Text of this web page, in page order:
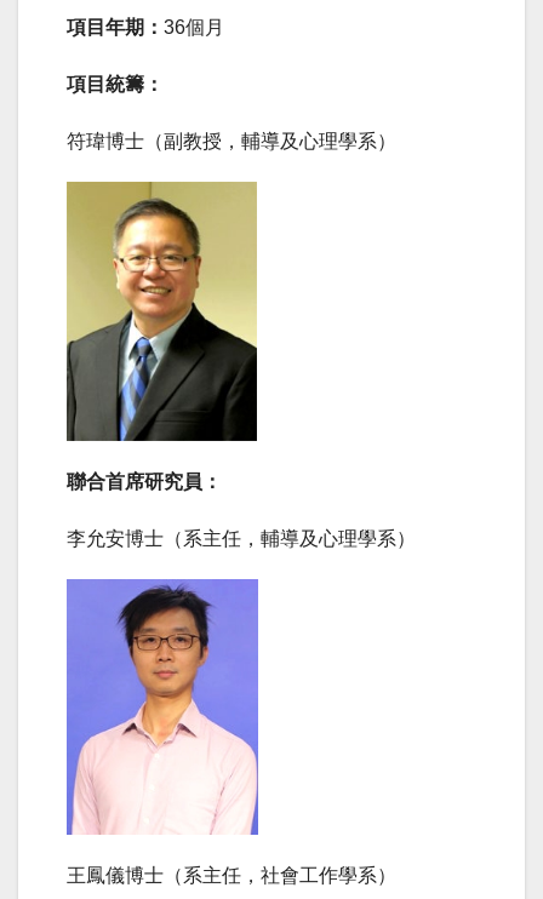
項目年期： 36個月
項目統籌：
符瑋博士（副教授，輔導及心理學系）
聯合首席研究員：
李允安博士（系主任，輔導及心理學系）
王鳳儀博士（系主任，社會工作學系）